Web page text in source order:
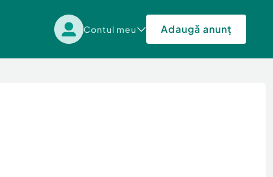
Contul meu Adaugă anunț